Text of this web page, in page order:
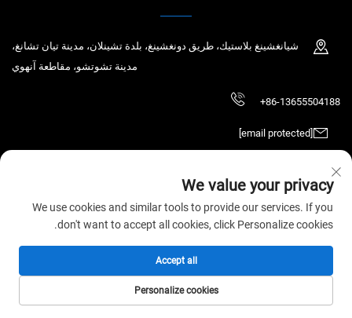
شيانغشينغ بلاستيك، طريق دونغشينغ، بلدة تشينلان، مدينة تيان تشانغ،
مدينة تشوتشو، مقاطعة آنهوي
+86-13655504188
حقوق الطبع والنشر © 2025 تيان تشانغ تشاوتشين للتكنولوجيا الإلكترونية المحدودة.
جميع الحقوق محفوظة.سياسة الخصوصية
We value your privacy
We use cookies and similar tools to provide our services. If you
don't want to accept all cookies, click Personalize cookies.
Personalize cookies
Accept all